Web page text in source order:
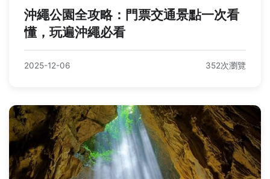
沖繩公園全攻略：門票交通景點一次看
懂，玩遍沖繩必看
2025-12-06 352次瀏覽